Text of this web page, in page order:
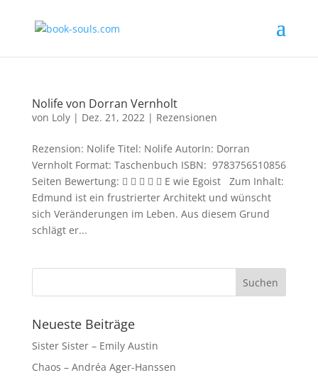
Nolife von Dorran Vernholt
von Loly| Dez. 21, 2022| Rezensionen
Rezension: Nolife Titel: Nolife AutorIn: Dorran
Vernholt Format: Taschenbuch ISBN: ‎ 9783756510856
Seiten Bewertung:      E wie Egoist Zum Inhalt:
Edmund ist ein frustrierter Architekt und wünscht
sich Veränderungen im Leben. Aus diesem Grund
schlägt er...
Neueste Beiträge
Sister Sister – Emily Austin
Chaos – Andréa Ager-Hanssen